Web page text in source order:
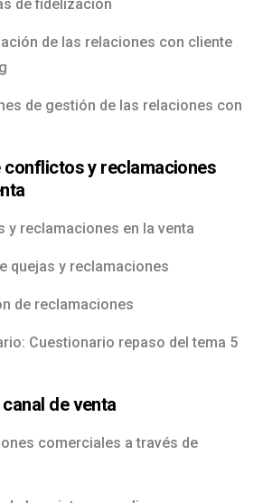
de fidelización
de las relaciones con cliente
de gestión de las relaciones con
conflictos y reclamaciones
y reclamaciones en la venta
quejas y reclamaciones
de reclamaciones
Cuestionario repaso del tema 5
de venta
comerciales a través de